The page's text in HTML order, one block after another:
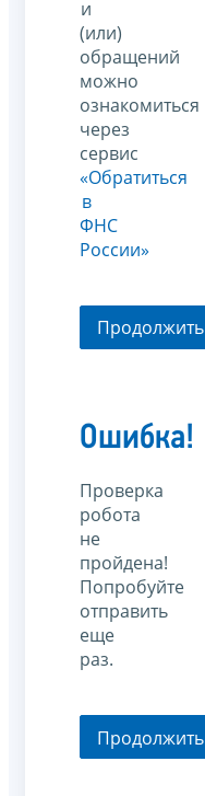
и
(или)
обращений
можно
ознакомиться
через
сервис
«Обратиться
в
ФНС
России»
Продолжить
Ошибка!
Проверка
робота
не
пройдена!
Попробуйте
отправить
еще
раз.
Продолжить